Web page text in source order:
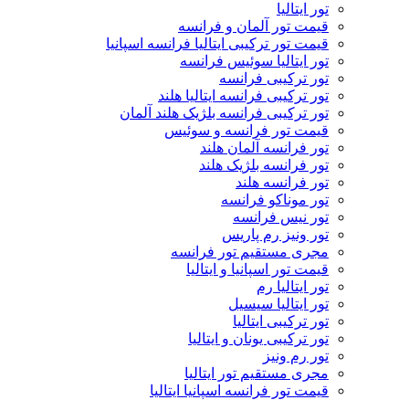
تور ایتالیا
قیمت تور آلمان و فرانسه
قیمت تور ترکیبی ایتالیا فرانسه اسپانیا
تور ایتالیا سوئیس فرانسه
تور ترکیبی فرانسه
تور ترکیبی فرانسه ایتالیا هلند
تور ترکیبی فرانسه بلژیک هلند آلمان
قیمت تور فرانسه و سوئیس
تور فرانسه آلمان هلند
تور فرانسه بلژیک هلند
تور فرانسه هلند
تور موناکو فرانسه
تور نیس فرانسه
تور ونیز رم پاریس
مجری مستقیم تور فرانسه
قیمت تور اسپانیا و ایتالیا
تور ایتالیا رم
تور ایتالیا سیسیل
تور ترکیبی ایتالیا
تور ترکیبی یونان و ایتالیا
تور رم ونیز
مجری مستقیم تور ایتالیا
قیمت تور فرانسه اسپانیا ایتالیا